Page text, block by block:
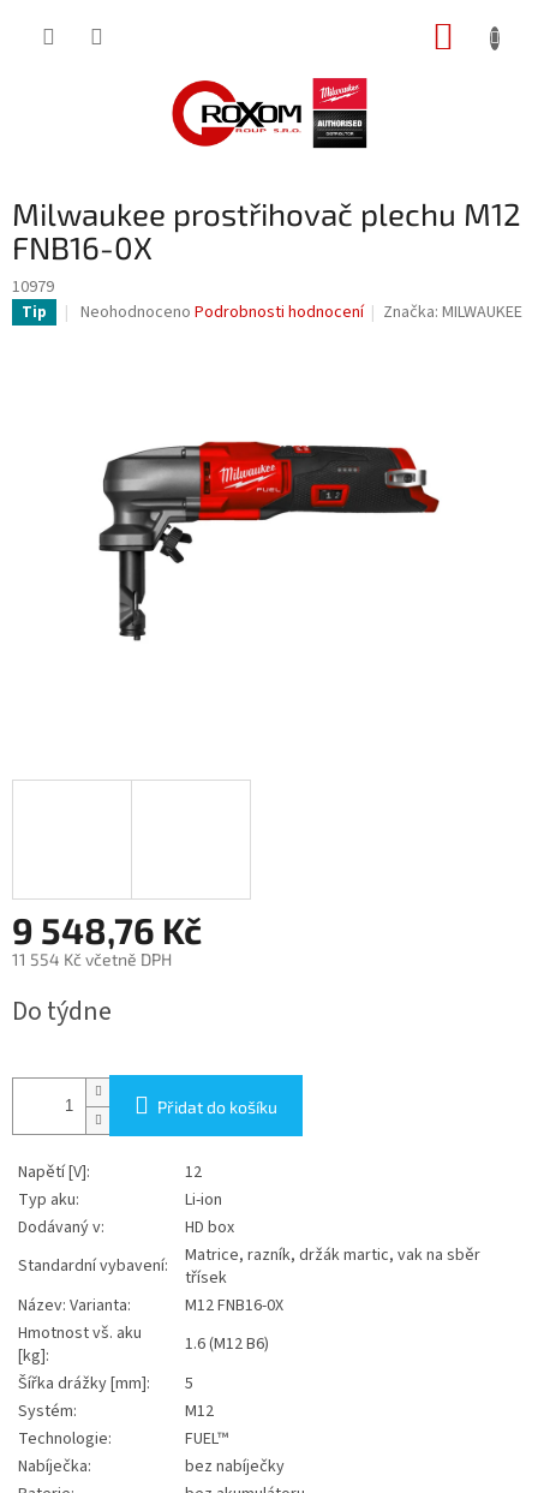
Milwaukee prostřihovač plechu M12
FNB16-0X
10979
Tip
Průměrné
hvězdiček.
Neohodnoceno Podrobnosti hodnocení Značka:MILWAUKEE
9 548,76 Kč
11 554 Kč včetně DPH
cena:
Do týdne
Přidat do košíku
Napětí [V]:
12
Typ aku:
Li-ion
Dodávaný v:
HD box
Standardní vybavení:
Matrice, razník, držák martic, vak na sběr
třísek
Název: Varianta:
M12 FNB16-0X
Hmotnost vš. aku
[kg]:
1.6 (M12 B6)
Šířka drážky [mm]:
5
Systém:
M12
Technologie:
FUEL™
Nabíječka:
bez nabíječky